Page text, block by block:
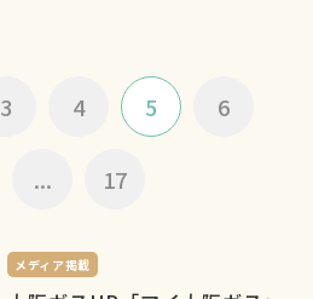
3 4 5 6
... 17
メディア掲載